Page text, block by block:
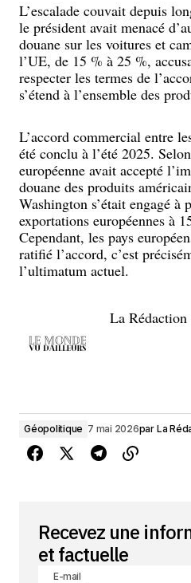
L’escalade couvait depuis
le président avait menacé
douane sur les voitures et
l’UE, de 15 % à 25 %,
respecter les termes de
s’étend à l’ensemble des
L’accord commercial entre
été conclu à l’été 2025.
européenne avait accepté
douane des produits
Washington s’était engagé à
exportations européennes à
Cependant, les pays
ratifié l’accord, c’est
l’ultimatum actuel.
La Rédaction
Géopolitique 7 mai 2026par La
Recevez une
et factuelle
E-mail